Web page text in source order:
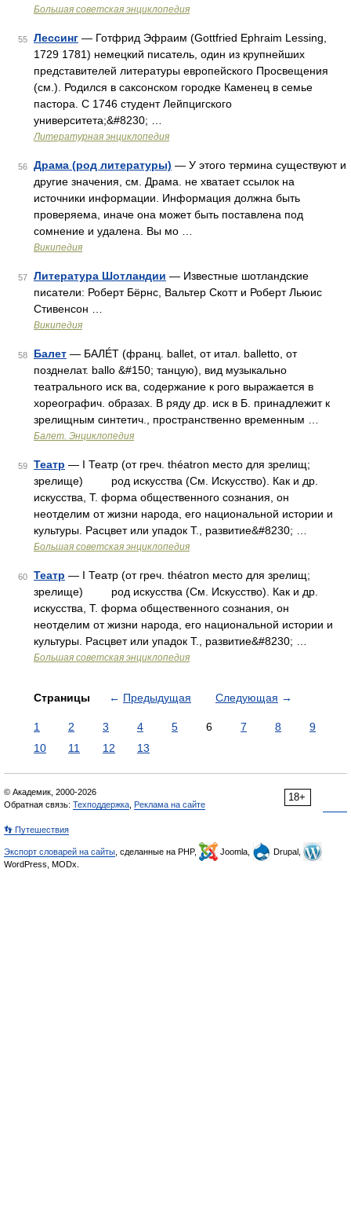
Большая советская энциклопедия
55 Лессинг — Готфрид Эфраим (Gottfried Ephraim Lessing,
1729 1781) немецкий писатель, один из крупнейших
представителей литературы европейского Просвещения
(см.). Родился в саксонском городке Каменец в семье
пастора. С 1746 студент Лейпцигского
университета;&#8230; …
Литературная энциклопедия
56 Драма (род литературы) — У этого термина существуют и
другие значения, см. Драма. не хватает ссылок на
источники информации. Информация должна быть
проверяема, иначе она может быть поставлена под
сомнение и удалена. Вы мо …
Википедия
57 Литература Шотландии — Известные шотландские
писатели: Роберт Бёрнс, Вальтер Скотт и Роберт Льюис
Стивенсон …
Википедия
58 Балет — БАЛÉТ (франц. ballet, от итал. balletto, от
позднелат. ballo &#150; танцую), вид музыкально
театрального иск ва, содержание к рого выражается в
хореографич. образах. В ряду др. иск в Б. принадлежит к
зрелищным синтетич., пространственно временным …
Балет. Энциклопедия
59 Театр — I Театр (от греч. théatron место для зрелищ;
зрелище) род искусства (См. Искусство). Как и др.
искусства, Т. форма общественного сознания, он
неотделим от жизни народа, его национальной истории и
культуры. Расцвет или упадок Т., развитие&#8230; …
Большая советская энциклопедия
60 Театр — I Театр (от греч. théatron место для зрелищ;
зрелище) род искусства (См. Искусство). Как и др.
искусства, Т. форма общественного сознания, он
неотделим от жизни народа, его национальной истории и
культуры. Расцвет или упадок Т., развитие&#8230; …
Большая советская энциклопедия
Страницы ← Предыдущая Следующая →
1 2 3 4 5 6 7 8
9
10
11 12 13
18+
© Академик, 2000-2026
Обратная связь: Техподдержка Реклама на сайте
👣 Путешествия
Экспорт словарей на сайты , сделанные на PHP, Joomla,
Drupal,
WordPress, MODx.